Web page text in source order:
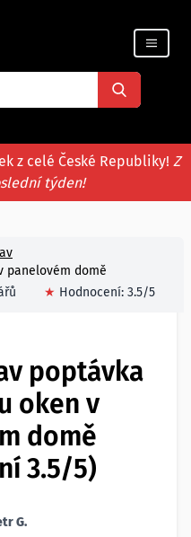
firmy
z celé České Republiky! Z
týden!
panelovém domě
★ Hodnocení: 3.5/5
poptávka
oken v
domě
3.5/5)
G.